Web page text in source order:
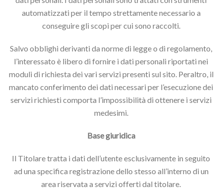
automatizzati per il tempo strettamente necessario a
conseguire gli scopi per cui sono raccolti.
Salvo obblighi derivanti da norme di legge o di regolamento,
l’interessato è libero di fornire i dati personali riportati nei
moduli di richiesta dei vari servizi presenti sul sito. Peraltro, il
mancato conferimento dei dati necessari per l’esecuzione dei
servizi richiesti comporta l’impossibilità di ottenere i servizi
medesimi.
Base giuridica
Il Titolare tratta i dati dell’utente esclusivamente in seguito
ad una specifica registrazione dello stesso all’interno di un
area riservata a servizi offerti dal titolare.